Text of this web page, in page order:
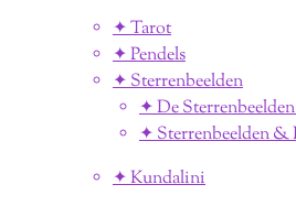
✦ Tarot
✦ Pendels
✦ Sterrenbeelden
✦ De
✦ Sterrenbeelden &
✦ Kundalini